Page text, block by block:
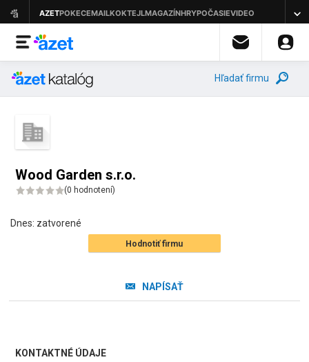
Hľadať firmu
Wood Garden s.r.o.
(0 hodnotení)
Dnes: zatvorené
Hodnotiť firmu
NAPÍSAŤ
KONTAKTNÉ ÚDAJE